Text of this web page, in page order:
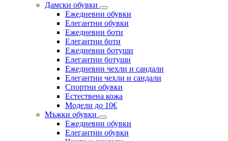
Дамски обувки
Eжедневни обувки
Eлегантни обувки
Eжедневни боти
Eлегантни боти
Eжедневни ботуши
Eлегантни ботуши
Ежедневни чехли и сандали
Елегантни чехли и сандали
Спортни обувки
Естествена кожа
Модели до 10€
Мъжки обувки
Ежедневни обувки
Елегантни обувки